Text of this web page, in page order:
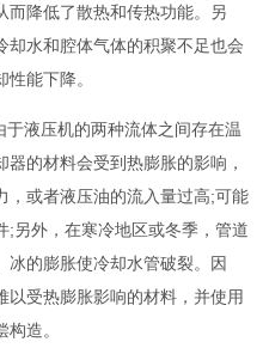
而降低了散热和传热功能。另
却水和腔体气体的积聚不足也会
能下降。
液压机的两种流体之间存在温
器的材料会受到热膨胀的影响，
，或者液压油的流入量过高;可能
;另外，在寒冷地区或冬季，管道
冰的膨胀使冷却水管破裂。因
以受热膨胀影响的材料，并使用
造。